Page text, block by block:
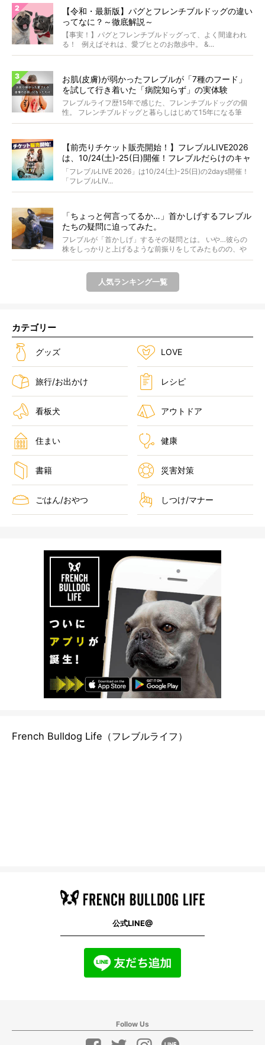
【令和・最新版】パグとフレンチブルドッグの違い
ってなに？～徹底解説～
【事実！】パグとフレンチブルドッグって、よく間違われ
る！ 例えばそれは、愛ブヒとのお散歩中。 &...
お肌(皮膚)が弱かったフレブルが「7種のフード」
を試して行き着いた「病院知らず」の実体験
フレブルライフ歴15年で感じた、フレンチブルドッグの個
性。 フレンチブルドッグと暮らしはじめて15年になる筆
者...
【前売りチケット販売開始！】フレブルLIVE2026
は、10/24(土)-25(日)開催！フレブルだらけのキャ
ンプ・前夜祭・バスプランも新登場!?
「フレブルLIVE 2026」は10/24(土)-25(日)の2days開催！
「フレブルLIV...
「ちょっと何言ってるか…」首かしげするフレブル
たちの疑問に迫ってみた。
フレブルが「首かしげ」するその疑問とは。 いや…彼らの
株をしっかりと上げるような前振りをしてみたものの、や
はり...
人気ランキング一覧
カテゴリー
グッズ LOVE
旅行/お出かけ レシピ
看板犬 アウトドア
住まい 健康
書籍 災害対策
ごはん/おやつ しつけ/マナー
French Bulldog Life（フレブルライフ）
公式LINE@
Follow Us